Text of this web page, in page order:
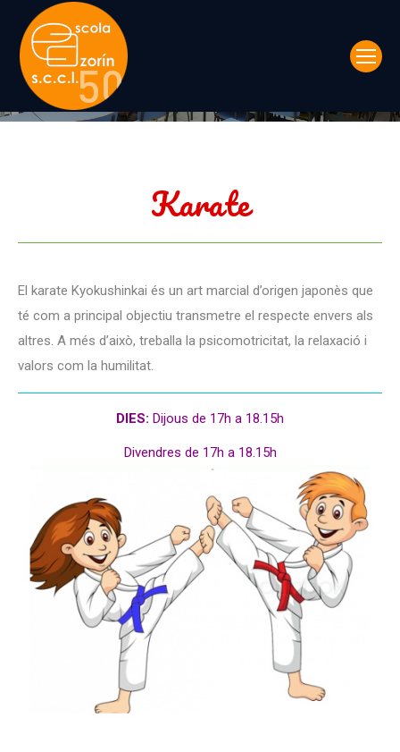
Karate
El karate Kyokushinkai és un art marcial d’origen japonès que
té com a principal objectiu transmetre el respecte envers als
altres. A més d’això, treballa la psicomotricitat, la relaxació i
valors com la humilitat.
DIES: Dijous de 17h a 18.15h
Divendres de 17h a 18.15h